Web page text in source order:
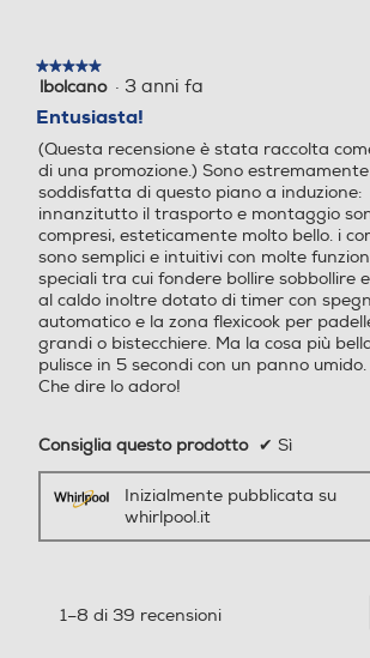
★★★★★
★★★★★
5
5
stelle.
lbolcano · 3 anni fa
Entusiasta!
(Questa recensione è stata raccolta
di una promozione.) Sono estremamente
soddisfatta di questo piano a induzione:
innanzitutto il trasporto e montaggio
compresi, esteticamente molto bello. i
sono semplici e intuitivi con molte
speciali tra cui fondere bollire sobbollire
al caldo inoltre dotato di timer con
automatico e la zona flexicook per
grandi o bistecchiere. Ma la cosa più
pulisce in 5 secondi con un panno umido.
Che dire lo adoro!
Consiglia questo prodotto ✔ Sì
Inizialmente pubblicata su
whirlpool.it
1–8 di 39 recensioni